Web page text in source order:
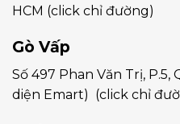
HCM (click chỉ đường)
Gò Vấp
Số 497 Phan Văn Trị, P.5,
diện Emart) (click chỉ